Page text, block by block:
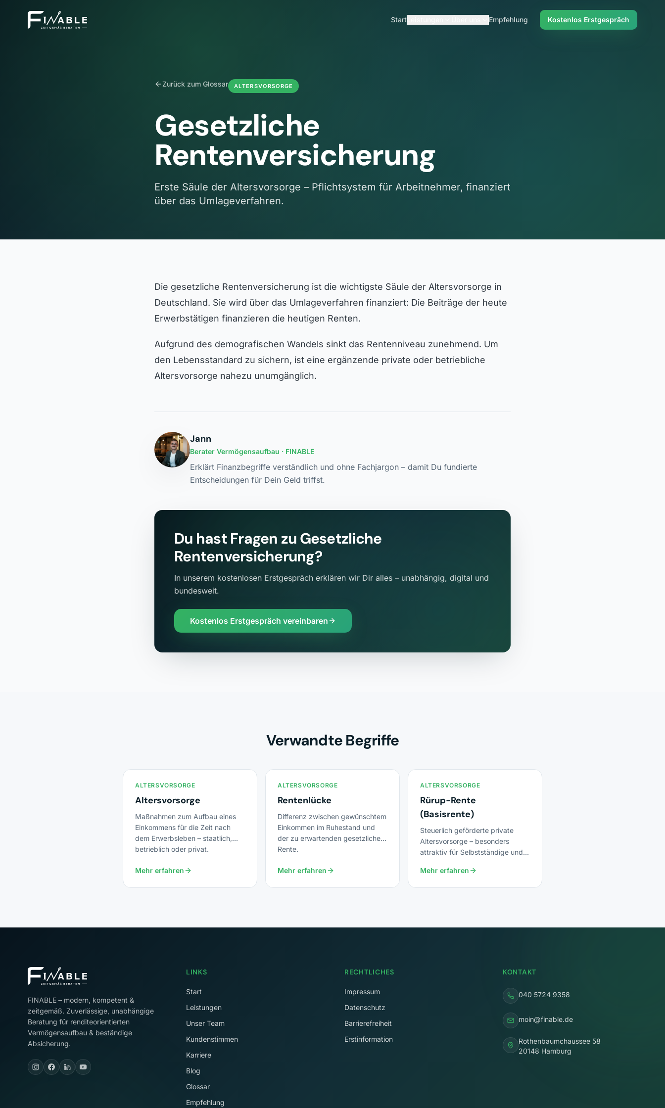
StartLeistungen Empfehlung Kostenlos Erstgespräch
Zurück zum Glossar ALTERSVORSORGE
Gesetzliche
Rentenversicherung
Erste Säule der Altersvorsorge – Pflichtsystem für Arbeitnehmer, finanziert
über das Umlageverfahren.
Die gesetzliche Rentenversicherung ist die wichtigste Säule der Altersvorsorge in
Deutschland. Sie wird über das Umlageverfahren finanziert: Die Beiträge der heute
Erwerbstätigen finanzieren die heutigen Renten.
Aufgrund des demografischen Wandels sinkt das Rentenniveau zunehmend. Um
den Lebensstandard zu sichern, ist eine ergänzende private oder betriebliche
Altersvorsorge nahezu unumgänglich.
Jann
Berater Vermögensaufbau · FINABLE
Erklärt Finanzbegriffe verständlich und ohne Fachjargon – damit Du fundierte
Entscheidungen für Dein Geld triffst.
Du hast Fragen zu Gesetzliche
Rentenversicherung?
In unserem kostenlosen Erstgespräch erklären wir Dir alles – unabhängig, digital und
bundesweit.
Kostenlos Erstgespräch vereinbaren
Verwandte Begriffe
ALTERSVORSORGE
Altersvorsorge
Maßnahmen zum Aufbau eines
Einkommens für die Zeit nach
dem Erwerbsleben – staatlich,
betrieblich oder privat.
Mehr erfahren
ALTERSVORSORGE
Rentenlücke
Differenz zwischen gewünschtem
Einkommen im Ruhestand und
der zu erwartenden gesetzlichen
Rente.
Mehr erfahren
ALTERSVORSORGE
Rürup-Rente
(Basisrente)
Steuerlich geförderte private
Altersvorsorge – besonders
attraktiv für Selbstständige und
Mehr erfahren
FINABLE – modern, kompetent &
zeitgemäß. Zuverlässige, unabhängige
Beratung für renditeorientierten
Vermögensaufbau & beständige
Absicherung.
LINKS
Start
Leistungen
Unser Team
Kundenstimmen
Karriere
Blog
Glossar
Empfehlung
RECHTLICHES
Impressum
Datenschutz
Barrierefreiheit
Erstinformation
KONTAKT
040 5724 9358
moin@finable.de
Rothenbaumchaussee 58
20148 Hamburg